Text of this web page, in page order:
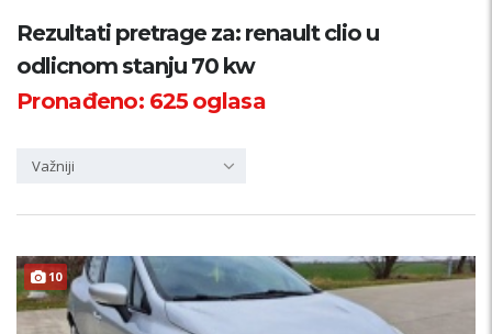
Kategorija
Županija
Rezultati pretrage za: renault clio u
odlicnom stanju 70 kw
Pronađeno: 625oglasa
Važniji
10